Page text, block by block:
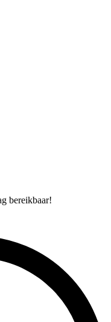
bereikbaar!